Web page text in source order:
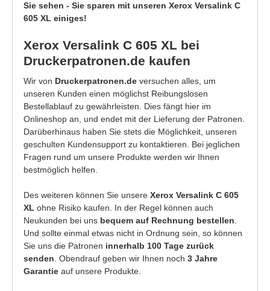
Sie sehen - Sie sparen mit unseren Xerox Versalink C
605 XL einiges!
Xerox Versalink C 605 XL bei
Druckerpatronen.de kaufen
Wir von Druckerpatronen.de versuchen alles, um
unseren Kunden einen möglichst Reibungslosen
Bestellablauf zu gewährleisten. Dies fängt hier im
Onlineshop an, und endet mit der Lieferung der Patronen.
Darüberhinaus haben Sie stets die Möglichkeit, unseren
geschulten Kundensupport zu kontaktieren. Bei jeglichen
Fragen rund um unsere Produkte werden wir Ihnen
bestmöglich helfen.
Des weiteren können Sie unsere Xerox Versalink C 605
XL ohne Risiko kaufen. In der Regel können auch
Neukunden bei uns bequem auf Rechnung bestellen
Und sollte einmal etwas nicht in Ordnung sein, so können
Sie uns die Patronen innerhalb 100 Tage zurück
senden . Obendrauf geben wir Ihnen noch 3 Jahre
Garantie auf unsere Produkte.